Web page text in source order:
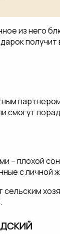
из него
получит
смогут
– плохой
с личной
сельским